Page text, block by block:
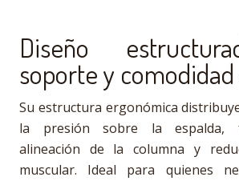
Diseño
soporte y
Su estructura ergonómica
la presión sobre la espalda,
alineación de la columna y
muscular. Ideal para quienes